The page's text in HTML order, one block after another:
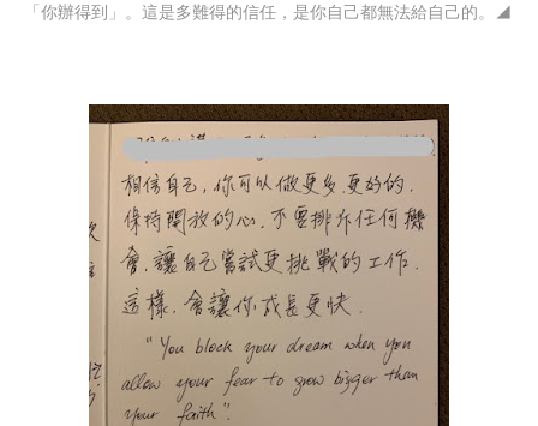
「你辦得到」。這是多難得的信任，是你自己都無法給自己的。◢